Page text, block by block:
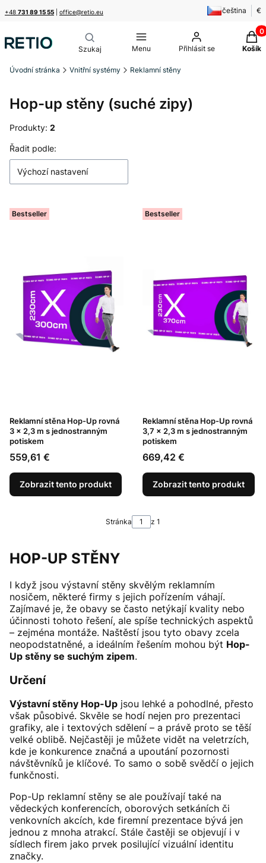
+48 731 89 15 55 office@retio.eu čeština €
Menu Přihlásit se Košík
Úvodní stránka Vnitřní systémy Reklamní stěny
Hop-up stěny (suché zipy)
Produkty: 2
Seznam produktů
Řadit podle:
Výchozí nastavení
Bestseller
Reklamní stěna Hop-Up rovná
3 x 2,3 m s jednostranným
potiskem
Cena
559,61 €
Zobrazit tento produkt
Bestseller
Reklamní stěna Hop-Up rovná
3,7 x 2,3 m s jednostranným
potiskem
Cena
669,42 €
Zobrazit tento produkt
Stránka z 1
HOP-UP STĚNY
I když jsou výstavní stěny skvělým reklamním
nosičem, některé firmy s jejich pořízením váhají.
Zajímavé je, že obavy se často netýkají kvality nebo
účinnosti tohoto řešení, ale spíše technických aspektů
– zejména montáže. Naštěstí jsou tyto obavy zcela
neopodstatněné, a ideálním řešením mohou být Hop-
Up stěny se suchým zipem.
Určení
Výstavní stěny Hop-Up jsou lehké a pohodlné, přesto
však působivé. Skvěle se hodí nejen pro prezentaci
grafiky, ale i textových sdělení – a právě proto se těší
velké oblibě. Nejčastěji je můžete vidět na veletrzích,
kde je konkurence značná a upoutání pozornosti
návštěvníků je klíčové. To samo o sobě svědčí o jejich
funkčnosti.
Pop-Up reklamní stěny se ale používají také na
vědeckých konferencích, oborových setkáních či
venkovních akcích, kde firemní prezentace bývá jen
jednou z mnoha atrakcí. Stále častěji se objevují i v
sídlech firem jako prvek posilující vizuální identitu
značky.